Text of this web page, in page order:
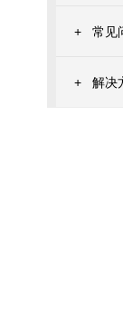
+ 常见
+ 解决